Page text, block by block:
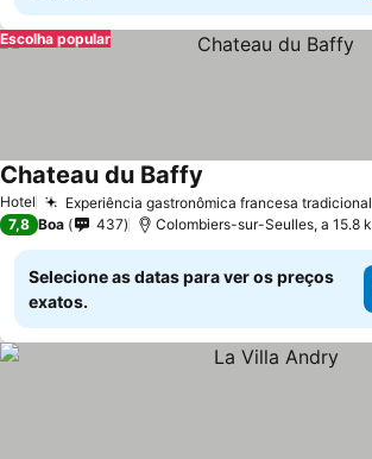
Escolha popular
Hotel Experiência gastronômica francesa tradicional
Chateau du Baffy
7,8 Boa 437
Selecione as datas para ver os preços
exatos.